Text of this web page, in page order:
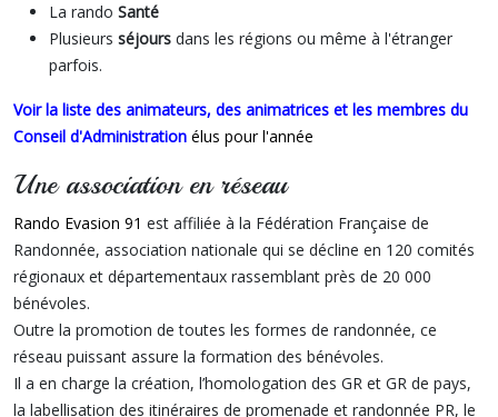
La rando Santé
Plusieurs séjours dans les régions ou même à l'étranger
parfois.
Voirla liste des animateurs, des animatrices et les membres du
Conseil d'Administration élus pour l'année
Une association en réseau
Rando Evasion 91 est affiliée à la Fédération Française de
Randonnée, association nationale qui se décline en 120 comités
régionaux et départementaux rassemblant près de 20 000
bénévoles.
Outre la promotion de toutes les formes de randonnée, ce
réseau puissant assure la formation des bénévoles.
Il a en charge la création, l’homologation des GR et GR de pays,
la labellisation des itinéraires de promenade et randonnée PR, le